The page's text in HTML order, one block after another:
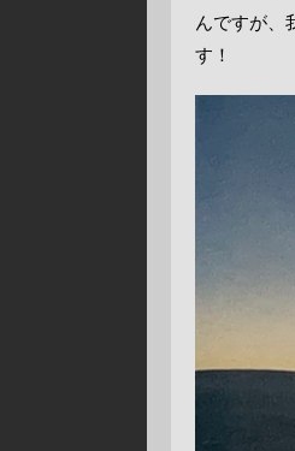
んですが、
す！